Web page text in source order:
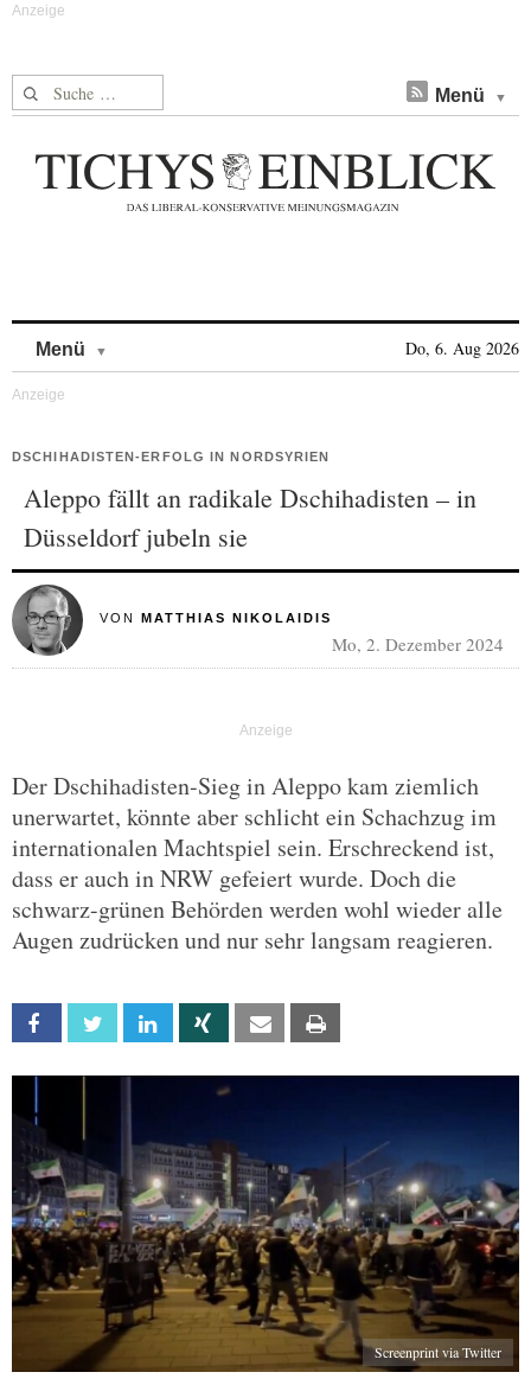
Suche nach: Menü
Menü Do, 6. Aug 2026
DSCHIHADISTEN-ERFOLG IN NORDSYRIEN
Aleppo fällt an radikale Dschihadisten – in
Düsseldorf jubeln sie
VON MATTHIAS NIKOLAIDIS
Mo, 2. Dezember 2024
Der Dschihadisten-Sieg in Aleppo kam ziemlich
unerwartet, könnte aber schlicht ein Schachzug im
internationalen Machtspiel sein. Erschreckend ist,
dass er auch in NRW gefeiert wurde. Doch die
schwarz-grünen Behörden werden wohl wieder alle
Augen zudrücken und nur sehr langsam reagieren.
Facebook Twitter Linkedin Xing Email
Screenprint via Twitter